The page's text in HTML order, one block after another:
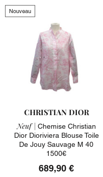
Nouveau
CHRISTIAN DIOR
Neuf | Chemise Christian
Dior Dioriviera Blouse Toile
De Jouy Sauvage M 40
1500€
689,90 €